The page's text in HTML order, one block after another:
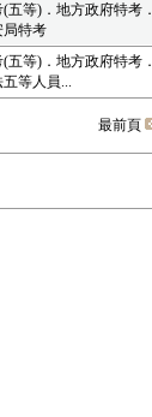
五等)．地方政府特考．
局特考
五等)．地方政府特考．
五等人員...
最前頁